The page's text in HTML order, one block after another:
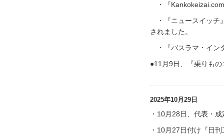
・『
・『ニュースイッチ
されました。
・『バスラマ・イン
●11月9日、『乗りも
2025年10月29日
・10月28日、代表・
・10月27日付け『日